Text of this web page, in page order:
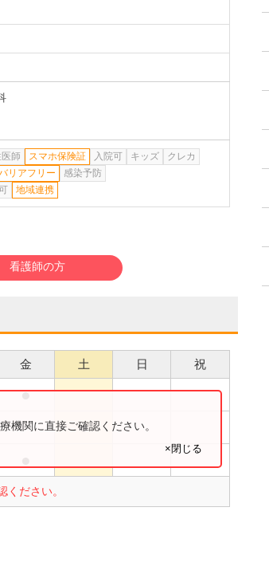
師 スマホ保険証 入院可 キッズ
クレカ
リアフリー
感染予防
地域連携
看護師の方
金 土 日 祝
●
●
ださい。
機関に直接ご確認ください。
×閉じる